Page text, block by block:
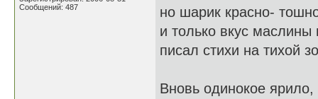
Сообщений: 487
но шарик красно-
и только вкус
писал стихи на тихой
Вновь одинокое